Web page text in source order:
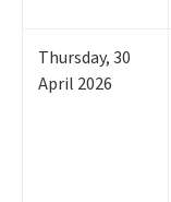
Thursday,30
April 2026